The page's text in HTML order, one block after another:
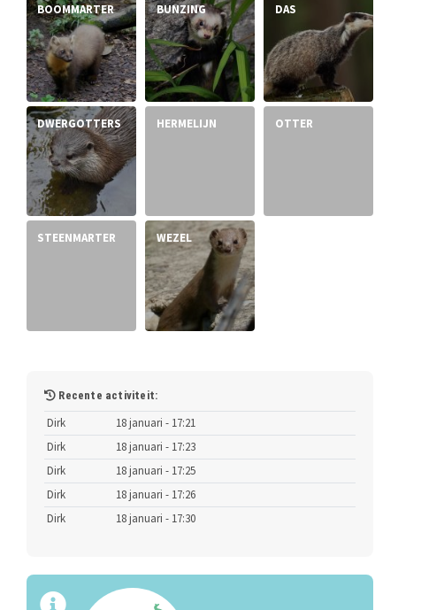
BOOMMARTER BUNZING DAS
DWERGOTTERS HERMELIJN OTTER
STEENMARTER WEZEL
Recente activiteit:
Dirk
18 januari - 17:21
Dirk
18 januari - 17:23
Dirk
18 januari - 17:25
Dirk
18 januari - 17:26
Dirk
18 januari - 17:30